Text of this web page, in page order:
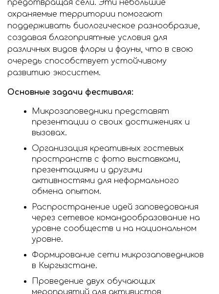
предотвращая сели. Эти небольшие
охраняемые территории помогают
поддерживать биологическое разнообразие,
создавая благоприятные условия для
различных видов флоры и фауны, что в свою
очередь способствует устойчивому
развитию экосистем.
Основные задачи фестиваля:
Микрозаповедники представят
презентации о своих достижениях и
вызовах.
Организация креативных гостевых
пространств с фото выставками,
презентациями и другими
активностями для неформального
обмена опытом.
Распространение идей заповедования
через сетевое командообразование на
уровне сообществ и на национальном
уровне.
Формирование сети микрозаповедников
в Кыргызстане.
Проведение двух обучающих
мероприятий для активистов